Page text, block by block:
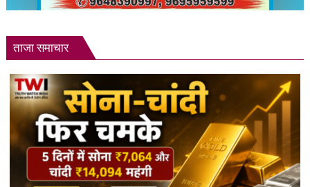
ताजा समाचार